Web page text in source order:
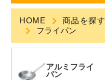
商品一覧
見積依頼
HOME 商品を探す
フライパン
アルミフライ
パン